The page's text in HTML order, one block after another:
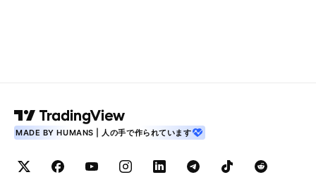
MADE BY HUMANS | 人の手で作られています